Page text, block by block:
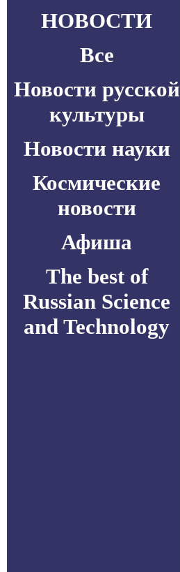
НОВОСТИ
Все
Новости русской
культуры
Новости науки
Космические
новости
Афиша
The best of
Russian Science
and Technology